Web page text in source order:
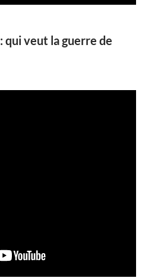
qui veut la guerre de